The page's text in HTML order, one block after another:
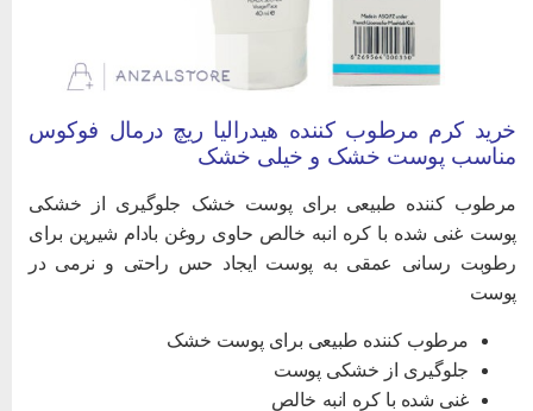
کرم مرطوب کننده هیدرالیا ریچ درمال فوکوس
پوست خشک و خیلی خشک
کننده طبیعی برای پوست خشک جلوگیری از خشکی
غنی شده با کره انبه خالص حاوی روغن بادام شیرین برای
رسانی عمقی به پوست ایجاد حس راحتی و نرمی در
مرطوب کننده طبیعی برای پوست خشک
جلوگیری از خشکی پوست
غنی شده با کره انبه خالص